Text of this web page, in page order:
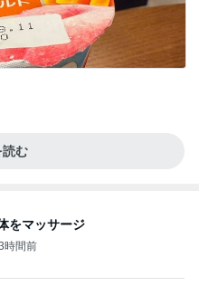
読む
をマッサージ
時間前